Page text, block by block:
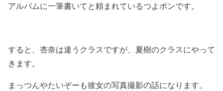
アルバムに一筆書いてと頼まれているつよポンです。
すると、杏奈は違うクラスですが、夏樹のクラスにやって
きます。
まっつんやたいぞーも彼女の写真撮影の話になります。